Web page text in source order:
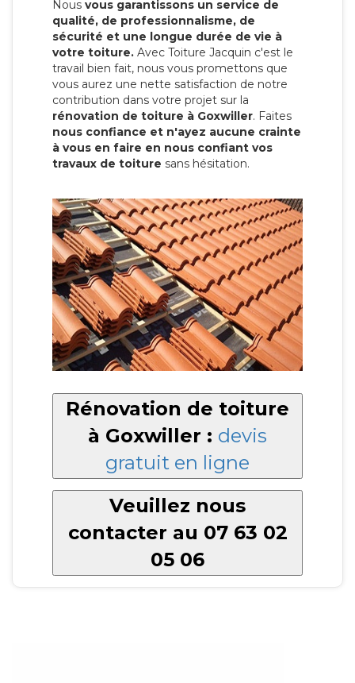
Nous vous garantissons un service de
qualité, de professionnalisme, de
sécurité et une longue durée de vie à
votre toiture. Avec Toiture Jacquin c'est le
travail bien fait, nous vous promettons que
vous aurez une nette satisfaction de notre
contribution dans votre projet sur la
rénovation de toiture à Goxwiller. Faites
nous confiance et n'ayez aucune crainte
à vous en faire en nous confiant vos
travaux de toiture sans hésitation.
Rénovation de toiture
à Goxwiller : devis
gratuit en ligne
Veuillez nous
contacter au 07 63 02
05 06